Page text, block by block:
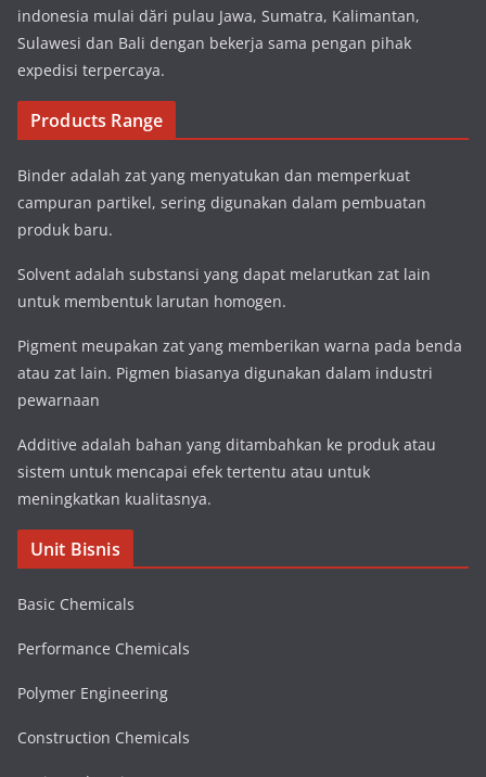
indonesia mulai dări pulau Jawa, Sumatra, Kalimantan,
Sulawesi dan Bali dengan bekerja sama pengan pihak
expedisi terpercaya.
Products Range
Binder adalah zat yang menyatukan dan memperkuat
campuran partikel, sering digunakan dalam pembuatan
produk baru.
Solvent adalah substansi yang dapat melarutkan zat lain
untuk membentuk larutan homogen.
Pigment meupakan zat yang memberikan warna pada benda
atau zat lain. Pigmen biasanya digunakan dalam industri
pewarnaan
Additive adalah bahan yang ditambahkan ke produk atau
sistem untuk mencapai efek tertentu atau untuk
meningkatkan kualitasnya.
Unit Bisnis
Basic Chemicals
Performance Chemicals
Polymer Engineering
Construction Chemicals